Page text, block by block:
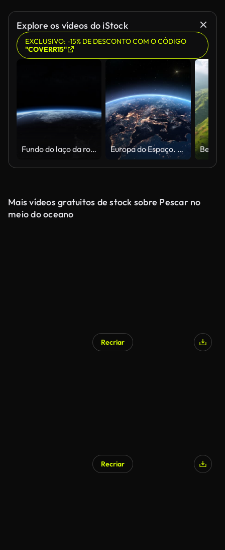
Gerado por IA
Explore os vídeos do iStock
EXCLUSIVO: -15% DE DESCONTO COM O CÓDIGO
"COVERR15"
Fundo do laço da rotação do horizonte da órbita da terra do planeta com estrelas e luzes da cidade Europa do Espaço. Planeta Terra População Noite Cidades Luzes. Bela Vista do Globo Luz de Eletricidade do Satélite em Órbita. Global World Technology and Business Concept.
Mais vídeos gratuitos de stock sobre Pescar no
meio do oceano
Recriar
Recriar